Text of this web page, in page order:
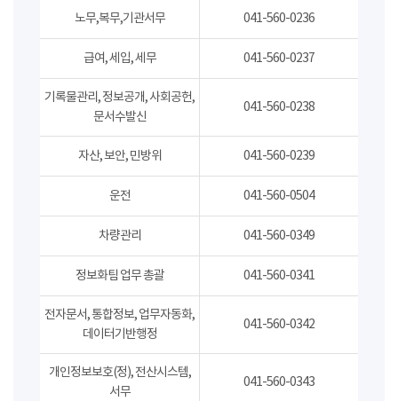
노무,복무,기관서무 041-560-0236
급여, 세입, 세무 041-560-0237
기록물관리, 정보공개, 사회공헌,
문서수발신
041-560-0238
자산, 보안, 민방위 041-560-0239
운전 041-560-0504
차량관리 041-560-0349
정보화팀 업무 총괄 041-560-0341
전자문서, 통합정보, 업무자동화,
데이터기반행정
041-560-0342
개인정보보호(정), 전산시스템,
서무
041-560-0343